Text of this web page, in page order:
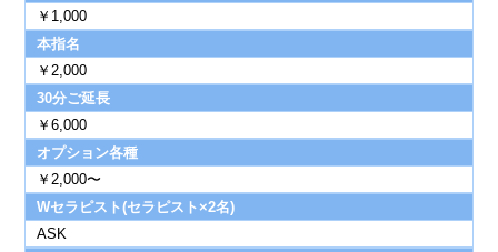
￥1,000
本指名
￥2,000
30分ご延長
￥6,000
オプション各種
￥2,000〜
Wセラピスト(セラピスト×2名)
ASK